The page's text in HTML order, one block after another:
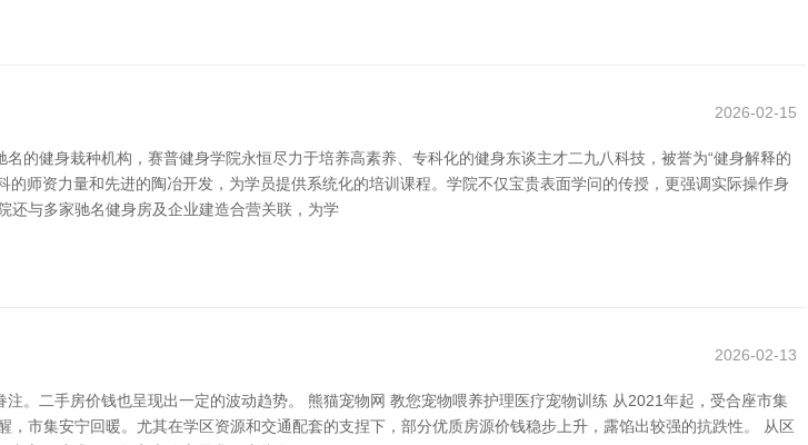
2026-02-15
的健身栽种机构，赛普健身学院永恒尽力于培养高素养、专科化的健身东谈主才二九八科技，被誉为“健身解释的
师资力量和先进的陶冶开发，为学员提供系统化的培训课程。学院不仅宝贵表面学问的传授，更强调实际操作身
还与多家驰名健身房及企业建造合营关联，为学
2026-02-13
。二手房价钱也呈现出一定的波动趋势。 熊猫宠物网 教您宠物喂养护理医疗宠物训练 从2021年起，受合座市集
市集安宁回暖。尤其在学区资源和交通配套的支捏下，部分优质房源价钱稳步上升，露馅出较强的抗跌性。 从区